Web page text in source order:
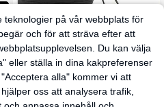
teknologier på vår webbplats för
och för att sträva efter att
Du kan välja
eller ställa in dina kakpreferenser
alla" kommer vi att
oss att analysera trafik,